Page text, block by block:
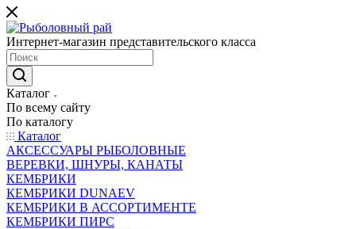
Интернет-магазин представительского класса
Каталог
По всему сайту
По каталогу
Каталог
АКСЕССУАРЫ РЫБОЛОВНЫЕ
ВЕРЕВКИ, ШНУРЫ, КАНАТЫ
КЕМБРИКИ
КЕМБРИКИ DUNAEV
КЕМБРИКИ В АССОРТИМЕНТЕ
КЕМБРИКИ ПИРС